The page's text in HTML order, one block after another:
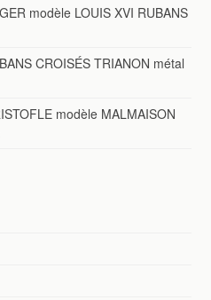
modèle LOUIS XVI RUBANS
CROISÉS TRIANON métal
modèle MALMAISON